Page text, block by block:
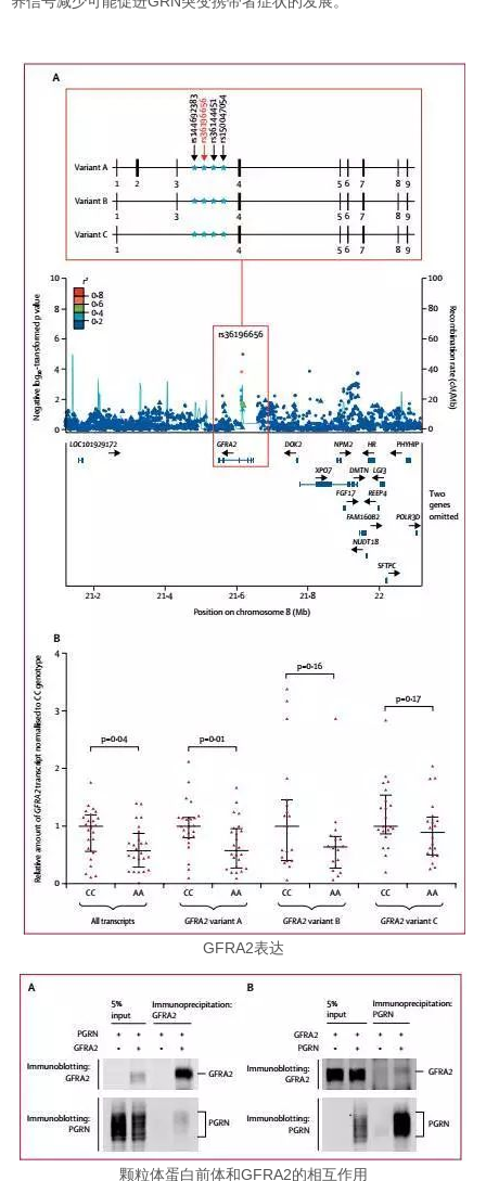
GFRA2表达
颗粒体蛋白前体和GFRA2的相互作用